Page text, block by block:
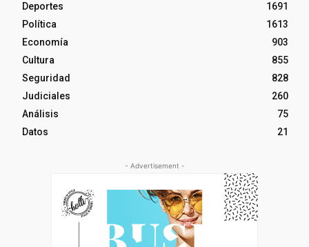
Deportes
1691
Política
1613
Economía
903
Cultura
855
Seguridad
828
Judiciales
260
Análisis
75
Datos
21
- Advertisement -